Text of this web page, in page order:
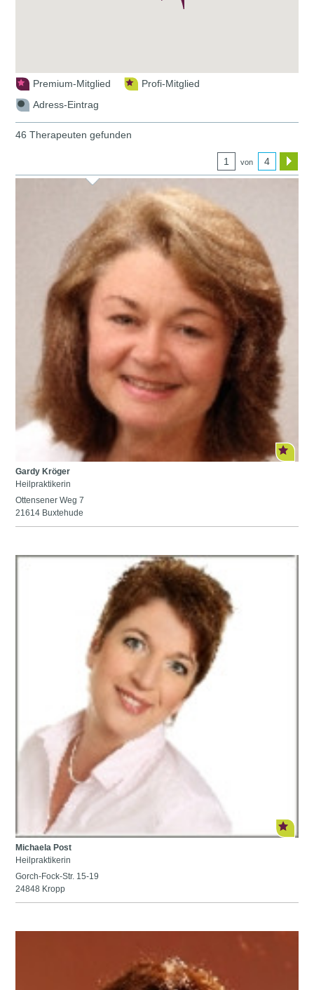
Premium-Mitglied
Profi-Mitglied
Adress-Eintrag
46 Therapeuten gefunden
1 von 4
Gardy Kröger
Heilpraktikerin
Ottensener Weg 7
21614 Buxtehude
Michaela Post
Heilpraktikerin
Gorch-Fock-Str. 15-19
24848 Kropp